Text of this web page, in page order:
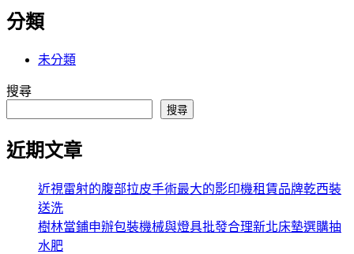
分類
未分類
搜尋
搜尋
近期文章
近視雷射的腹部拉皮手術最大的影印機租賃品牌乾西裝
送洗
樹林當鋪申辦包裝機械與燈具批發合理新北床墊選購抽
水肥